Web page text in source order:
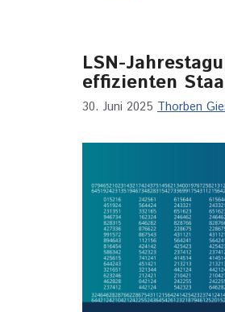
LSN-
effizienten
30. Juni 2025 Thorben